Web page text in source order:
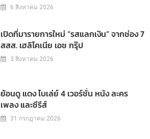
6 สิงหาคม 2026
เปิดที่มารายการใหม่ “รสแลกเงิน” จากช่อง 7
สสส. เฮลิโคเนีย เอช กรุ๊ป
3 สิงหาคม 2026
ย้อนดู แดง ไบเล่ย์ 4 เวอร์ชั่น หนัง ละคร
เพลง และซีรีส์
31 กรกฎาคม 2026